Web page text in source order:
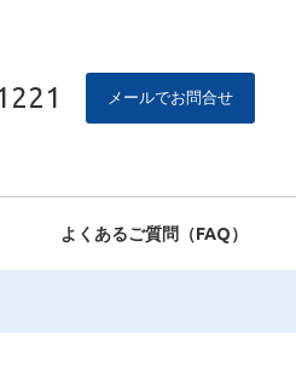
メールでお問合せ
よくあるご質問（FAQ）